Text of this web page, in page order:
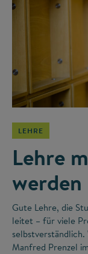
LEHRE
Lehre
werden
Gute Lehre, die
leitet – für viele
selbstverständlich.
Manfred Prenzel